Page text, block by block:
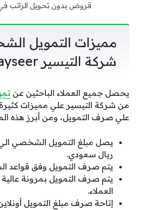
قروض بدون تحويل الراتب
مميزات التمويل
شركة التيسير tayseer
يحصل جميع العملاء الباحثين عن
من شركة التيسير علي مميزات
علي صرف التمويل، ومن أبرز هذه
ريال سعودي.
يتم صرف التمويل وفق قواعد
يتم صرف التمويل بمرونة
العملاء.
إتاحة صرف مبلغ التمويل